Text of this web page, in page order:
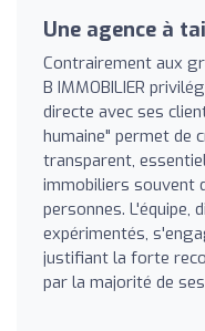
Une agence à
Contrairement aux
B IMMOBILIER
directe avec ses
humaine" permet de
transparent,
immobiliers souvent
personnes. L'équipe,
expérimentés,
justifiant la forte
par la majorité de